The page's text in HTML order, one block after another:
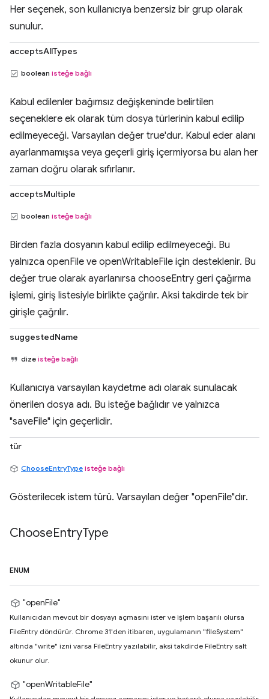
Her seçenek, son kullanıcıya benzersiz bir grup olarak
sunulur.
acceptsAllTypes
boolean isteğe bağlı
Kabul edilenler bağımsız değişkeninde belirtilen
seçeneklere ek olarak tüm dosya türlerinin kabul edilip
edilmeyeceği. Varsayılan değer true'dur. Kabul eder alanı
ayarlanmamışsa veya geçerli giriş içermiyorsa bu alan her
zaman doğru olarak sıfırlanır.
acceptsMultiple
boolean isteğe bağlı
Birden fazla dosyanın kabul edilip edilmeyeceği. Bu
yalnızca openFile ve openWritableFile için desteklenir. Bu
değer true olarak ayarlanırsa chooseEntry geri çağırma
işlemi, giriş listesiyle birlikte çağrılır. Aksi takdirde tek bir
girişle çağrılır.
suggestedName
dize isteğe bağlı
Kullanıcıya varsayılan kaydetme adı olarak sunulacak
önerilen dosya adı. Bu isteğe bağlıdır ve yalnızca
"saveFile" için geçerlidir.
tür
ChooseEntryType isteğe bağlı
Gösterilecek istem türü. Varsayılan değer "openFile"dır.
ChooseEntryType
ENUM
"openFile"
Kullanıcıdan mevcut bir dosyayı açmasını ister ve işlem başarılı olursa
FileEntry döndürür. Chrome 31'den itibaren, uygulamanın "fileSystem"
altında "write" izni varsa FileEntry yazılabilir, aksi takdirde FileEntry salt
okunur olur.
"openWritableFile"